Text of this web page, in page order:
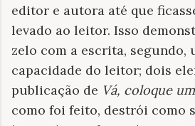
editor e autora até que
levado ao leitor. Isso
zelo com a escrita, segundo,
capacidade do leitor; dois
publicação de Vá, coloque
como foi feito, destrói como